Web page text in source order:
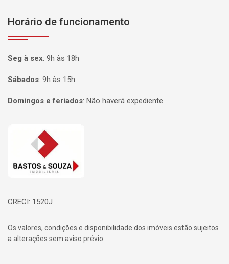
Horário de funcionamento
Seg à sex: 9h às 18h
Sábados: 9h às 15h
Domingos e feriados: Não haverá expediente
Página inicial
CRECI: 1520J
Os valores, condições e disponibilidade dos imóveis estão sujeitos
a alterações sem aviso prévio.